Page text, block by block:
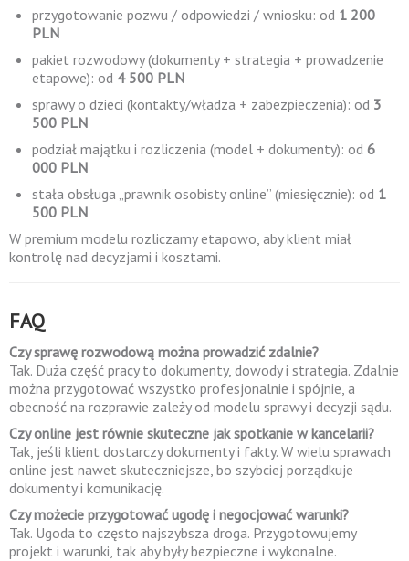
przygotowanie pozwu / odpowiedzi / wniosku: od 1 200
PLN
pakiet rozwodowy (dokumenty + strategia + prowadzenie
etapowe): od 4 500 PLN
sprawy o dzieci (kontakty/władza + zabezpieczenia): od 3
500 PLN
podział majątku i rozliczenia (model + dokumenty): od 6
000 PLN
stała obsługa „prawnik osobisty online” (miesięcznie): od 1
500 PLN
W premium modelu rozliczamy etapowo, aby klient miał
kontrolę nad decyzjami i kosztami.
FAQ
Czy sprawę rozwodową można prowadzić zdalnie?
Tak. Duża część pracy to dokumenty, dowody i strategia. Zdalnie
można przygotować wszystko profesjonalnie i spójnie, a
obecność na rozprawie zależy od modelu sprawy i decyzji sądu.
Czy online jest równie skuteczne jak spotkanie w kancelarii?
Tak, jeśli klient dostarczy dokumenty i fakty. W wielu sprawach
online jest nawet skuteczniejsze, bo szybciej porządkuje
dokumenty i komunikację.
Czy możecie przygotować ugodę i negocjować warunki?
Tak. Ugoda to często najszybsza droga. Przygotowujemy
projekt i warunki, tak aby były bezpieczne i wykonalne.